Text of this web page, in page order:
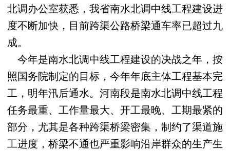
北调办公室获悉，我省南水北调中线工程建设进
度不断加快，目前跨渠公路桥梁通车率已超过九
成。
今年是南水北调中线工程建设的决战之年，按
照国务院制定的目标，今年年底主体工程基本完
工，明年汛后通水。河南段是南水北调中线工程
任务最重、工作量最大、开工最晚、工期最紧的
部分，尤其是各种跨渠桥梁密集，制约了渠道施
工进度，桥梁不通也严重影响沿岸群众的生产生